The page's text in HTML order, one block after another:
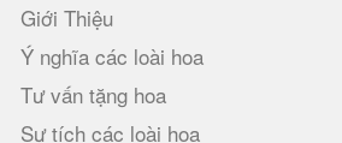
Giới Thiệu
Ý nghĩa các loài hoa
Tư vấn tặng hoa
Sự tích các loài hoa